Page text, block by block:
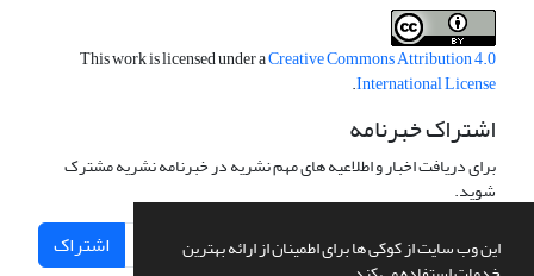
این وب سایت از کوکی ها برای اطمینان از ارائه بهترین
This work is licensed under aCreative Commons Attribution 4.0
International License
.
اشتراک خبرنامه
برای دریافت اخبار و اطلاعیه های مهم نشریه در خبرنامه نشریه مشترک
شوید.
اشتراک